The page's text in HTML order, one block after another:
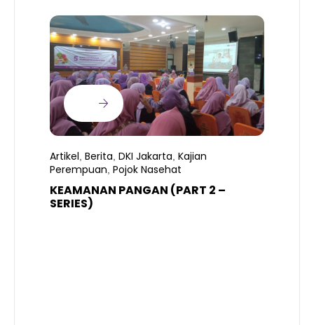
Artikel Berita DKI Jakarta Kajian
Perempuan Pojok Nasehat
KEAMANAN PANGAN (PART 2 –
SERIES)